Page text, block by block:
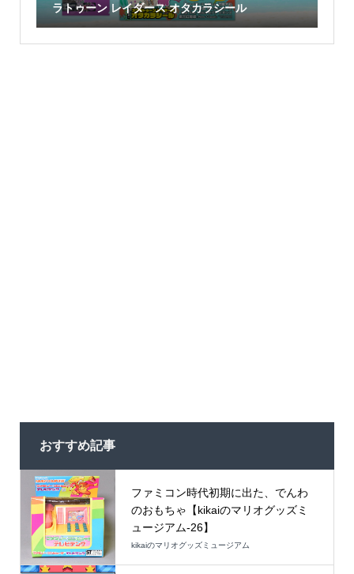
ラトゥーン レイダース オタカラシール
おすすめ記事
ファミコン時代初期に出た、でんわ
のおもちゃ【kikaiのマリオグッズミ
ュージアム-26】
kikaiのマリオグッズミュージアム